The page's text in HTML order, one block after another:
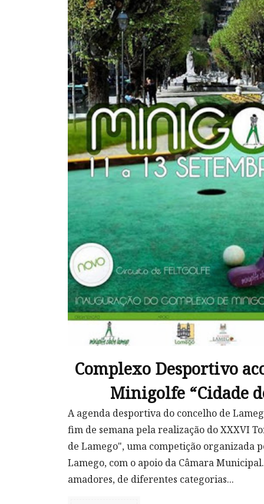
Complexo Desportivo
Minigolfe “Cidade
A agenda desportiva do concelho de
fim de semana pela realização do XXXVI
de Lamego", uma competição organizada
Lamego, com o apoio da Câmara
amadores, de diferentes categorias...